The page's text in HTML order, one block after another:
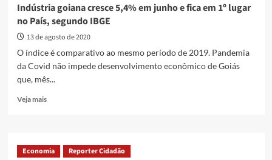
Indústria goiana cresce 5,4% em junho e fica em 1º lugar
no País, segundo IBGE
13 de agosto de 2020
O índice é comparativo ao mesmo período de 2019. Pandemia
da Covid não impede desenvolvimento econômico de Goiás
que, mês...
Veja maisRead
goiana
cresce
Economia Reporter Cidadão